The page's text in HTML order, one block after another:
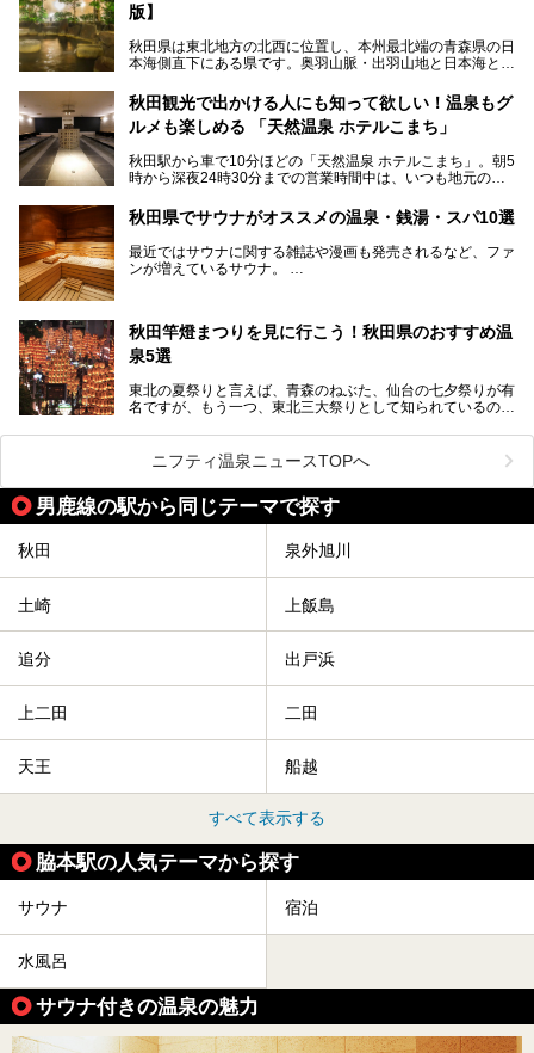
版】
秋田県は東北地方の北西に位置し、本州最北端の青森県の日
本海側直下にある県です。奥羽山脈・出羽山地と日本海とい
界自然遺産に登録された白神山地のほか、多くの国立公園・
国定公園を擁しています。
「あきたこまち」に代表される米の生産量は国内第3位。米
ハタハタ・しょっつる（魚醤）といった独特の食材も豊富で
す。
げ」など、全国的に有名な催しも多い秋田県。観光旅行にも
役立つ、県内のおすすめスーパー銭湯＆立ち寄り湯情報をご
紹介します。
秋田観光で出かける人にも知って欲しい！温泉もグ
ルメも楽しめる 「天然温泉 ホテルこまち」
秋田駅から車で10分ほどの「天然温泉 ホテルこまち」。朝5
時から深夜24時30分までの営業時間中は、いつも地元の人
岩盤浴入り放題なのに1泊3,500円からと破格の安さ！
観光にも便利な「天然温泉 ホテルこまち」の魅力をたっぷ
りお届けします。
秋田県でサウナがオススメの温泉・銭湯・スパ10選
最近ではサウナに関する雑誌や漫画も発売されるなど、ファ
ンが増えているサウナ。
こだわりを持つ施設も増えています。
今回はそんな今話題のサウナが楽しめる、秋田県内にあるオ
ススメ温泉・銭湯・スパを10件まとめてご紹介します。
秋田竿燈まつりを見に行こう！秋田県のおすすめ温
泉5選
東北の夏祭りと言えば、青森のねぶた、仙台の七夕祭りが有
名ですが、もう一つ、東北三大祭りとして知られているのが
毎年8月3日から6日に行われる「秋田竿燈まつり」は、たく
さんの提灯をぶらさげた大きな竿燈を「ドッコイショ」の掛
け声にあわせて秋田駅周辺を練り歩きます。
竿燈の数は230本、１万個の提灯がまるで天の川のように連
なり、秋田の夜を照らします。
竿燈まつりを見た後は、秋田の温泉で骨休め。秋田美人を生
ニフティ温泉ニュースTOPへ
男鹿線の駅から同じテーマで探す
秋田 泉外旭川
土崎 上飯島
追分 出戸浜
上二田 二田
天王 船越
すべて表示する
脇本駅の人気テーマから探す
サウナ 宿泊
水風呂
サウナ付きの温泉の魅力